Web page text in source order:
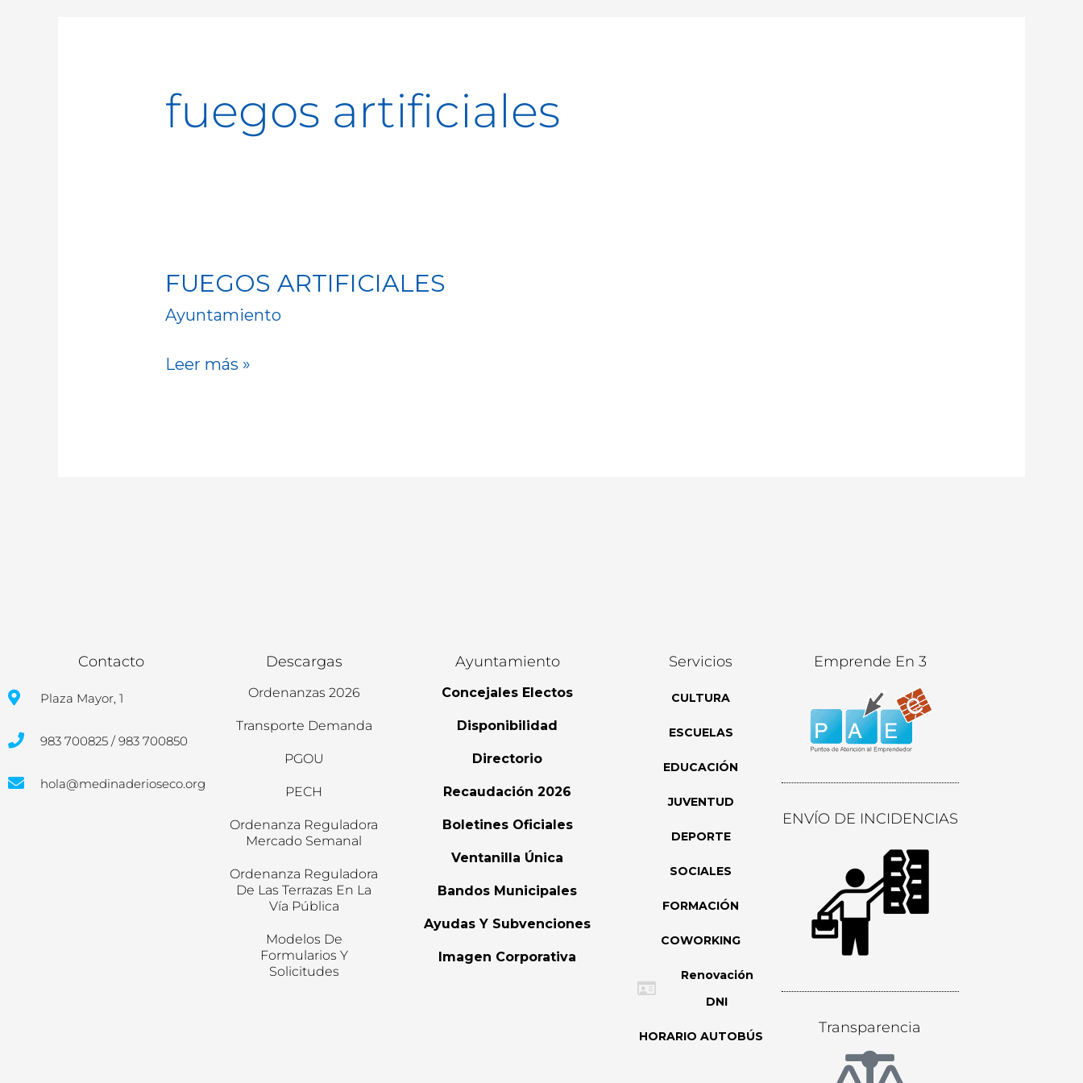
fuegos artificiales
FUEGOS ARTIFICIALES
Ayuntamiento
FUEGOS
ARTIFICIALES
Leer más »
Contacto
Plaza Mayor, 1
983 700825 / 983 700850
hola@medinaderioseco.org
Descargas
Ordenanzas 2026
Transporte Demanda
PGOU
PECH
Ordenanza Reguladora
Mercado Semanal
Ordenanza Reguladora
De Las Terrazas En La
Vía Pública
Modelos De
Formularios Y
Solicitudes
Ayuntamiento
Concejales Electos
Disponibilidad
Directorio
Recaudación 2026
Boletines Oficiales
Ventanilla Única
Bandos Municipales
Ayudas Y Subvenciones
Imagen Corporativa
Servicios
CULTURA
ESCUELAS
EDUCACIÓN
JUVENTUD
DEPORTE
SOCIALES
FORMACIÓN
COWORKING
Renovación
DNI
HORARIO AUTOBÚS
Emprende En 3
ENVÍO DE INCIDENCIAS
Transparencia